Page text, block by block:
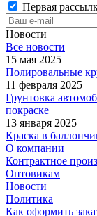
Первая
Новости
Все новости
15 мая 2025
Полировальные
11 февраля 2025
Грунтовка
покраске
13 января 2025
Краска в
О компании
Контрактное
Оптовикам
Новости
Политика
Как оформить